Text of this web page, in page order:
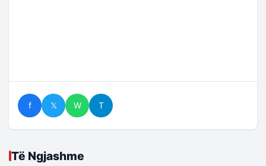
f 𝕏 W T
Të Ngjashme